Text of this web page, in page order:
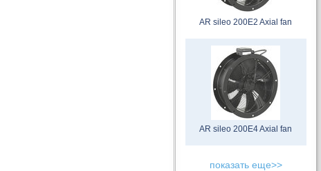
AR sileo 200E2 Axial fan
AR sileo 200E4 Axial fan
показать еще>>